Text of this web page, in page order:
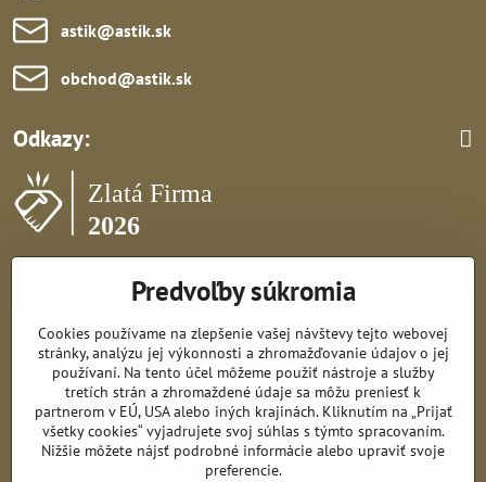
astik​@astik​.sk
obchod​@astik​.sk
Odkazy:
Sledujte nás:
Všetko k nákupu:
©2026Copyright
Predvoľby súkromiaZásady ochrany osobných údajov
Predvoľby súkromia
Cookies používame na zlepšenie vašej návštevy tejto webovej
stránky, analýzu jej výkonnosti a zhromažďovanie údajov o jej
používaní. Na tento účel môžeme použiť nástroje a služby
tretích strán a zhromaždené údaje sa môžu preniesť k
partnerom v EÚ, USA alebo iných krajinách. Kliknutím na „Prijať
všetky cookies“ vyjadrujete svoj súhlas s týmto spracovaním.
Nižšie môžete nájsť podrobné informácie alebo upraviť svoje
preferencie.